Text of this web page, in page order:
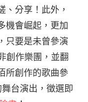
、分享！此外，
機會崛起，更加
只要是未曾參演
創作樂團，並翻
所創作的歌曲參
台演出，徵選即